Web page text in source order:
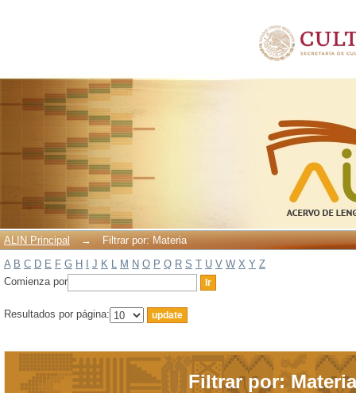
ALIN Principal →
Filtrar por: Materia
A B C D E F G H J K L M N O P Q R S T U V W X Y Z
Comienza por
Resultados por página:
Filtrar por: Materia